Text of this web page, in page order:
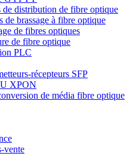
de distribution de fibre optique
de brassage à fibre optique
de fibres optiques
de fibre optique
PLC
récepteurs SFP
XPON
de média fibre optique
vente